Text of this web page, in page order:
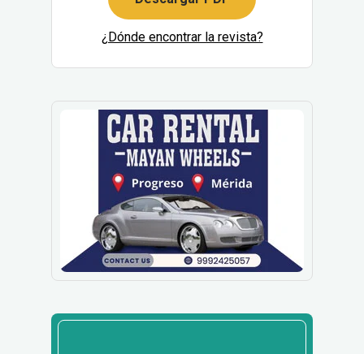
¿Dónde encontrar la revista?